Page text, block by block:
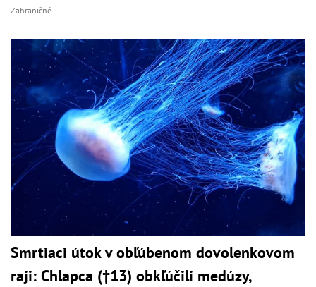
Zahraničné
Smrtiaci útok v obľúbenom dovolenkovom
raji: Chlapca (†13) obkľúčili medúzy,